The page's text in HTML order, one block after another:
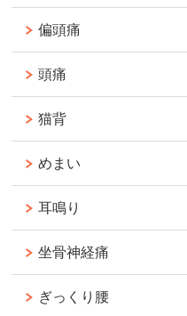
偏頭痛
頭痛
猫背
めまい
耳鳴り
坐骨神経痛
ぎっくり腰